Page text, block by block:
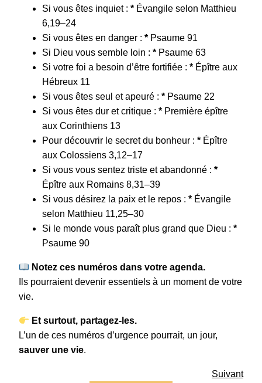
Si vous êtes inquiet : * Évangile selon Matthieu
6,19–24
Si vous êtes en danger : * Psaume 91
Si Dieu vous semble loin : * Psaume 63
Si votre foi a besoin d’être fortifiée : * Épître aux
Hébreux 11
Si vous êtes seul et apeuré : * Psaume 22
Si vous êtes dur et critique : * Première épître
aux Corinthiens 13
Pour découvrir le secret du bonheur : * Épître
aux Colossiens 3,12–17
Si vous vous sentez triste et abandonné : *
Épître aux Romains 8,31–39
Si vous désirez la paix et le repos : * Évangile
selon Matthieu 11,25–30
Si le monde vous paraît plus grand que Dieu : *
Psaume 90
Notez ces numéros dans votre agenda.
Ils pourraient devenir essentiels à un moment de votre
vie.
Et surtout, partagez-les.
L’un de ces numéros d’urgence pourrait, un jour,
sauver une vie.
Suivant